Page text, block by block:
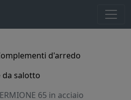
d'arredo
da salotto
65 in acciaio